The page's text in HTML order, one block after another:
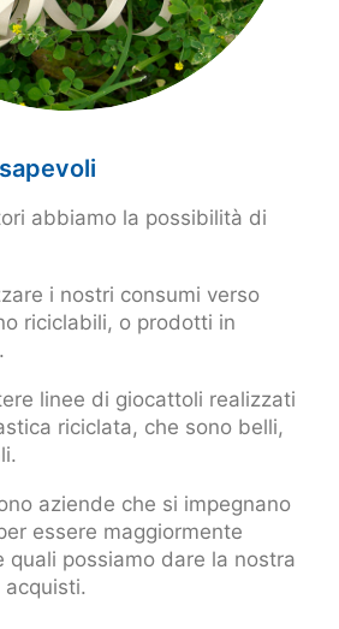
abbiamo la possibilità di
i nostri consumi verso
riciclabili, o prodotti in
linee di giocattoli realizzati
riciclata, che sono belli,
aziende che si impegnano
essere maggiormente
quali possiamo dare la nostra
acquisti.